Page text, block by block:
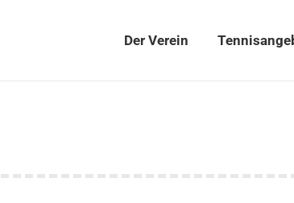
Der Verein